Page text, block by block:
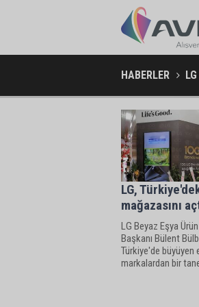
KOÇ HOLDING'TEN YILIN İLK 6 AYINDA 1,7
HABERLER
LG,
mağazasını
LG Beyaz Eşya
Başkanı Bülent
Türkiye'de büyüyen
markalardan bir